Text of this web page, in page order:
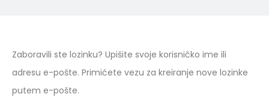
Z
a
Zaboravili ste lozinku? Upišite svoje korisničko ime ili
adresu e-pošte. Primićete vezu za kreiranje nove lozinke
putem e-pošte.